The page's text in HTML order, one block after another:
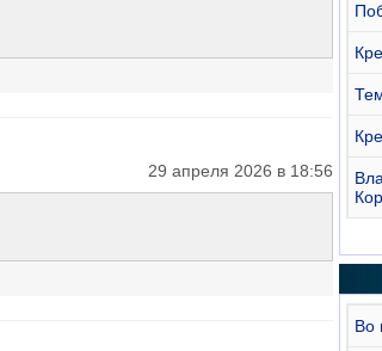
29 апреля 2026 в 18:56
Во